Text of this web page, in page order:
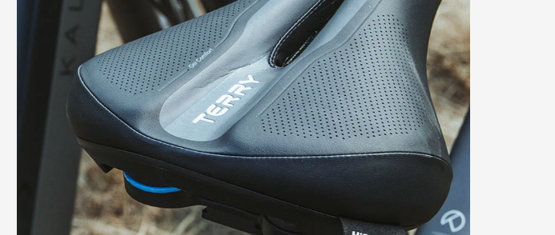
Gel-Pads: Mehr Dämpfung, weniger Druck
In der Gel-Variante dämpft der Fisio Men die
Unebenheiten des Fahruntergrunds besonders effektiv.
Die Gel-Pads ergänzen das Schaumpolster spürbar,
nehmen noch mehr Druck vom Sitzknochenbereich,
Stöße werden wirksamer absorbiert.